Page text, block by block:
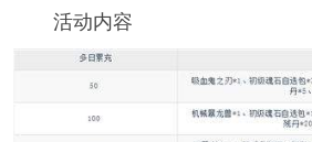
活动内容